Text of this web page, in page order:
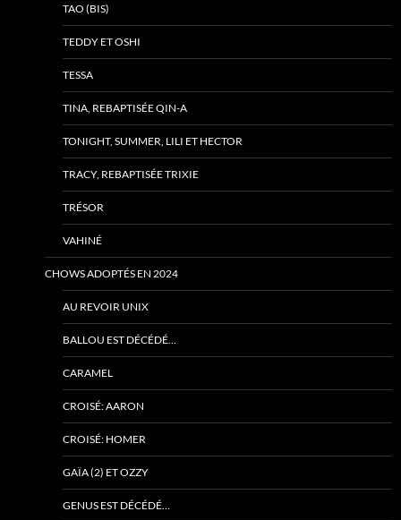
TAO (BIS)
TEDDY ET OSHI
TESSA
TINA, REBAPTISÉE QIN-A
TONIGHT, SUMMER, LILI ET HECTOR
TRACY, REBAPTISÉE TRIXIE
TRÉSOR
VAHINÉ
CHOWS ADOPTÉS EN 2024
AU REVOIR UNIX
BALLOU EST DÉCÉDÉ…
CARAMEL
CROISÉ: AARON
CROISÉ: HOMER
GAÏA (2) ET OZZY
GENUS EST DÉCÉDÉ…